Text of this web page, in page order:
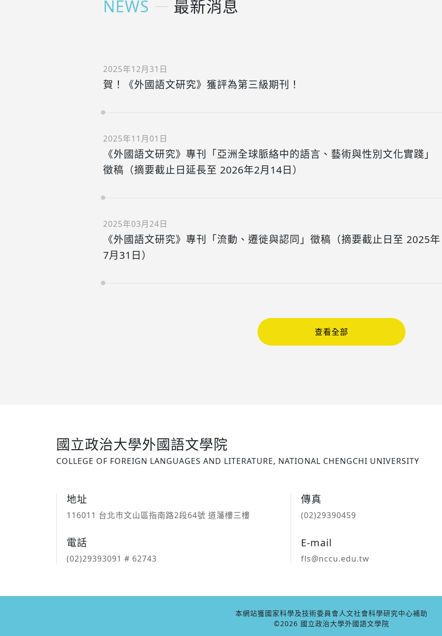
NEWS 最新消息
2025年12月31日
賀！《外國語文研究》獲評為第三級期刊！
2025年11月01日
《外國語文研究》專刊「亞洲全球脈絡中的語言、藝術與性別文化實踐」
徵稿（摘要截止日延長至 2026年2月14日）
2025年03月24日
《外國語文研究》專刊「流動、遷徙與認同」徵稿（摘要截止日至 2025年
7月31日）
查看全部
國立政治大學外國語文學院
COLLEGE OF FOREIGN LANGUAGES AND LITERATURE, NATIONAL CHENGCHI UNIVERSITY
地址
116011 台北市文山區指南路2段64號 道藩樓三樓
電話
(02)29393091 # 62743
傳真
(02)29390459
E-mail
fls@nccu.edu.tw
本網站獲國家科學及技術委員會人文社會科學研究中心補助
©2026 國立政治大學外國語文學院